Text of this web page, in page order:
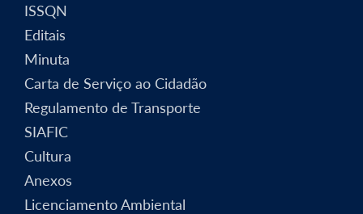
ISSQN
Editais
Minuta
Carta de Serviço ao Cidadão
Regulamento de Transporte
SIAFIC
Cultura
Anexos
Licenciamento Ambiental